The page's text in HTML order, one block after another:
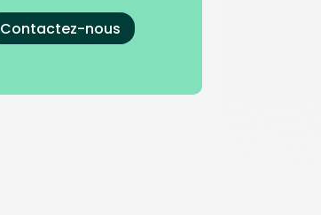
Contactez-nous